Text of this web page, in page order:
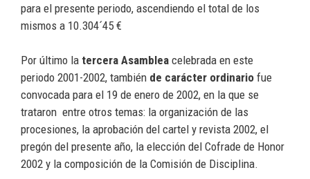
para el presente periodo, ascendiendo el total de los
mismos a 10.304´45 €
Por último la tercera Asamblea celebrada en este
periodo 2001-2002, también de carácter ordinario fue
convocada para el 19 de enero de 2002, en la que se
trataron entre otros temas: la organización de las
procesiones, la aprobación del cartel y revista 2002, el
pregón del presente año, la elección del Cofrade de Honor
2002 y la composición de la Comisión de Disciplina.